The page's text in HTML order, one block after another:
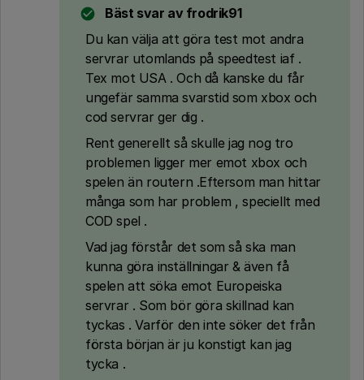
Bäst svar av frodrik91
Du kan välja att göra test mot andra
servrar utomlands på speedtest iaf .
Tex mot USA . Och då kanske du får
ungefär samma svarstid som xbox och
cod servrar ger dig .
Rent generellt så skulle jag nog tro
problemen ligger mer emot xbox och
spelen än routern .Eftersom man hittar
många som har problem , speciellt med
COD spel .
Vad jag förstår det som så ska man
kunna göra inställningar & även få
spelen att söka emot Europeiska
servrar . Som bör göra skillnad kan
tyckas . Varför den inte söker det från
första början är ju konstigt kan jag
tycka .